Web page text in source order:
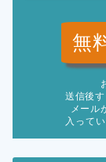
無
送信後
メール
入って